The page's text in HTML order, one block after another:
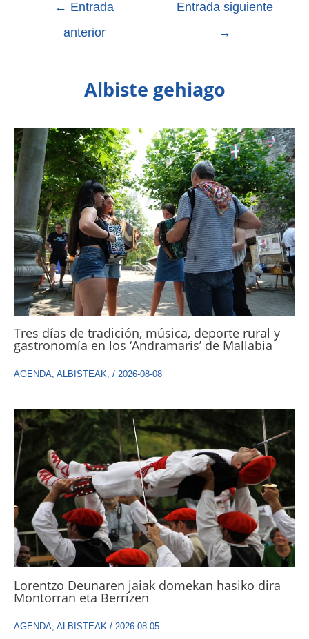
← Entrada
anterior
Entrada siguiente
→
Albiste gehiago
Tres días de tradición, música, deporte rural y
gastronomía en los ‘Andramaris’ de Mallabia
AGENDA, ALBISTEAK, / 2026-08-08
Lorentzo Deunaren jaiak domekan hasiko dira
Montorran eta Berrizen
AGENDA, ALBISTEAK / 2026-08-05